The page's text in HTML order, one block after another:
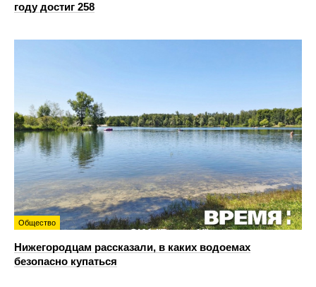
году достиг 258
Общество
Нижегородцам рассказали, в каких водоемах
безопасно купаться